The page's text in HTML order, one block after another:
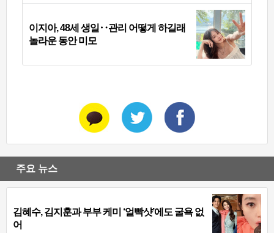
이지아, 48세 생일‥관리 어떻게 하길래
놀라운 동안 미모
주요 뉴스
김혜수, 김지훈과 부부 케미 ‘얼빡샷’에도 굴욕 없
어